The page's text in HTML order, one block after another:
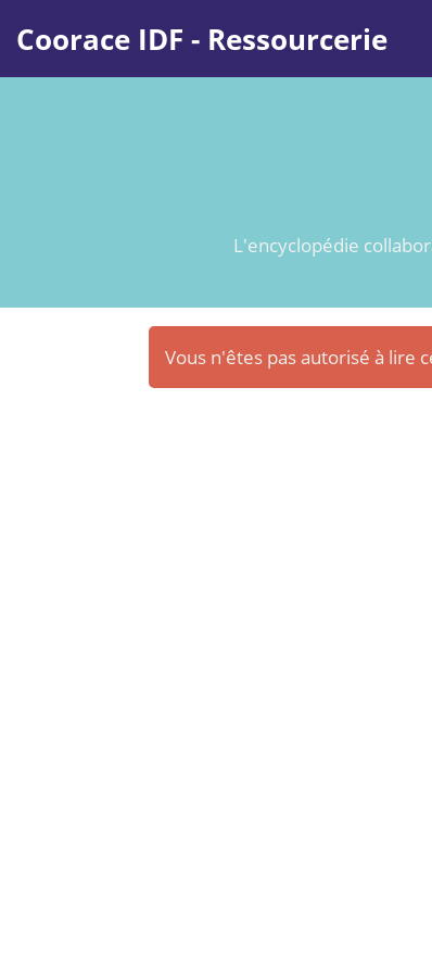
Aller au contenu principal
Coorace IDF - Ressourcerie
L'encyclopédie
Vous n'êtes pas autorisé à lire